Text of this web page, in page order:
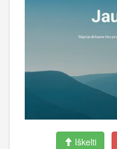
Iškelti